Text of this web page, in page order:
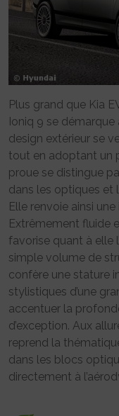
Plus grand que Kia
Ioniq 9 se
design extérieur se
tout en adoptant un
proue se distingue
dans les optiques et
Elle renvoie ainsi
Extrêmement fluide
favorise quant à elle
simple volume de
confère une stature
stylistiques d’une
accentuer la
d’exception. Aux
reprend la
dans les blocs
directement à